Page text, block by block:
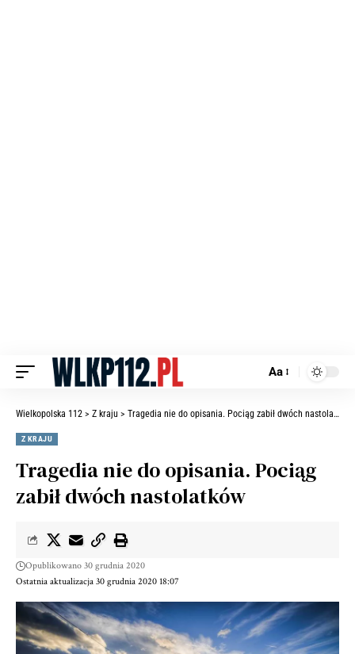
Aa
Wielkopolska 112 > Z kraju > Tragedia nie do opisania. Pociąg zabił dwóch nastolatków
Z KRAJU
Tragedia nie do opisania. Pociąg
zabił dwóch nastolatków
Ostatnia aktualizacja 30 grudnia 2020 18:07
Opublikowano 30 grudnia 2020